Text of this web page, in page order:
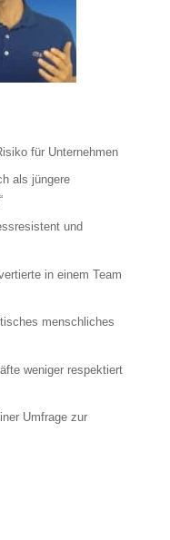
für Unternehmen
als jüngere
und
in einem Team
menschliches
weniger respektiert
Umfrage zur